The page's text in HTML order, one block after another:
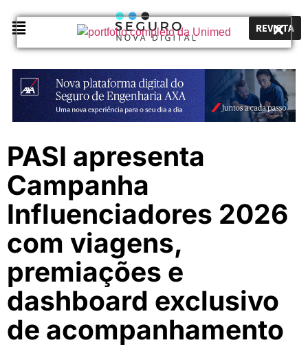
REVISTA
PASI apresenta
Campanha
Influenciadores 2026
com viagens,
premiações e
dashboard exclusivo
de acompanhamento